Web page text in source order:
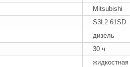
Mitsubishi
S3L2 61SD
дизель
30 ч
жидкостная